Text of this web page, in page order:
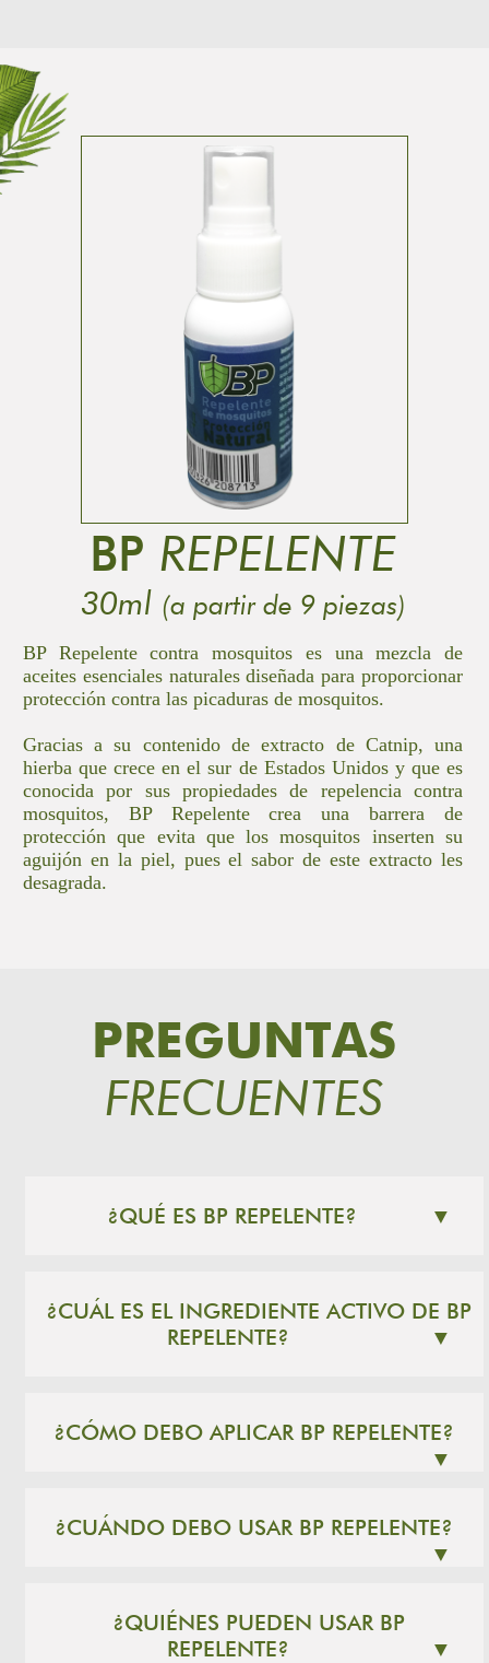
BP REPELENTE
30ml (a partir de 9 piezas)
BP Repelente contra mosquitos es una mezcla de
aceites esenciales naturales diseñada para proporcionar
protección contra las picaduras de mosquitos.
Gracias a su contenido de extracto de Catnip, una
hierba que crece en el sur de Estados Unidos y que es
conocida por sus propiedades de repelencia contra
mosquitos, BP Repelente crea una barrera de
protección que evita que los mosquitos inserten su
aguijón en la piel, pues el sabor de este extracto les
desagrada.
PREGUNTAS
FRECUENTES
¿QUÉ ES BP REPELENTE? ▼
¿CUÁL ES EL INGREDIENTE ACTIVO DE BP
REPELENTE?
▼
¿CÓMO DEBO APLICAR BP REPELENTE?
▼
¿CUÁNDO DEBO USAR BP REPELENTE?
▼
¿QUIÉNES PUEDEN USAR BP
REPELENTE?
▼